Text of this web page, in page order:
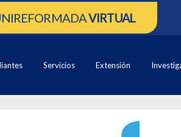
VIRTUAL
Servicios Extensión